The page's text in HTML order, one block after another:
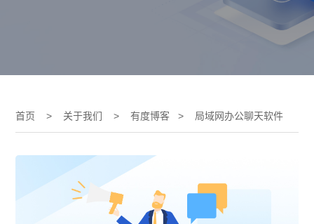
首页 > 关于我们 >有度博客 > 局域网办公聊天软件